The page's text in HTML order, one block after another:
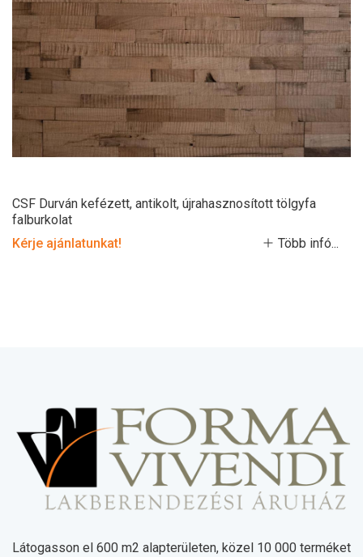
CSF Durván kefézett, antikolt, újrahasznosított tölgyfa
falburkolat
Kérje ajánlatunkat!
Több infó...
Látogasson el 600 m2 alapterületen, közel 10 000 terméket